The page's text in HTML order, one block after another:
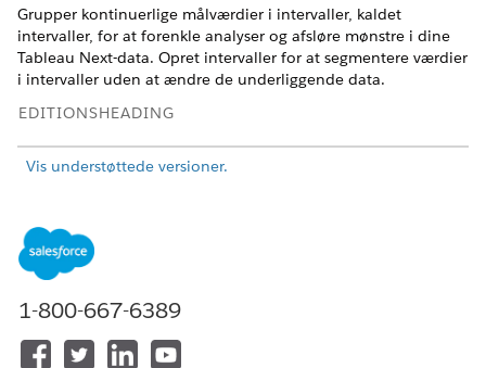
Grupper kontinuerlige målværdier i intervaller, kaldet
intervaller, for at forenkle analyser og afsløre mønstre i dine
Tableau Next-data. Opret intervaller for at segmentere værdier
i intervaller uden at ændre de underliggende data.
EDITIONSHEADING
Vis understøttede versioner.
Hvis du vil bruge intervaller i
Tableau Næste:
Opret f.eks. intervaller på Salg for at gruppere
1-800-667-6389